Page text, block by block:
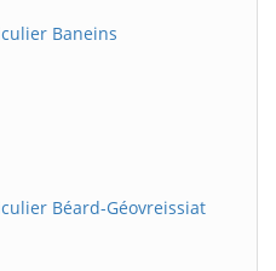
Baneins
Béard-Géovreissiat